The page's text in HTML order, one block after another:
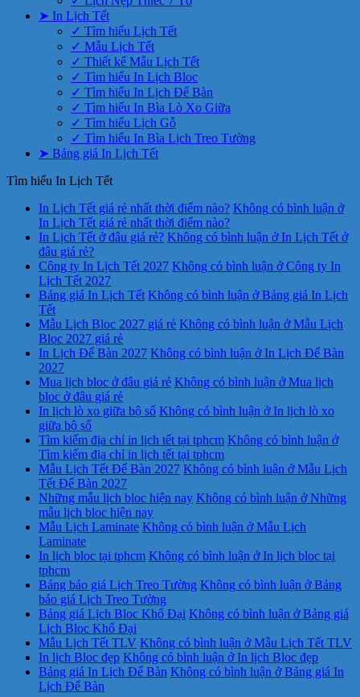
➤ In Lịch Tết
✓ Tìm hiểu Lịch Tết
✓ Mẫu Lịch Tết
✓ Thiết kế Mẫu Lịch Tết
✓ Tìm hiểu In Lịch Bloc
✓ Tìm hiểu In Lịch Để Bàn
✓ Tìm hiểu In Bìa Lò Xo Giữa
✓ Tìm hiểu Lịch Gỗ
✓ Tìm hiểu In Bìa Lịch Treo Tường
➤ Bảng giá In Lịch Tết
Tìm hiểu In Lịch Tết
In Lịch Tết giá rẻ nhất thời điểm nào? Không có bình luận ở
In Lịch Tết giá rẻ nhất thời điểm nào?
In Lịch Tết ở đâu giá rẻ? Không có bình luận ở In Lịch Tết ở
đâu giá rẻ?
Công ty In Lịch Tết 2027 Không có bình luận ở Công ty In
Lịch Tết 2027
Bảng giá In Lịch Tết Không có bình luận ở Bảng giá In Lịch
Tết
Mẫu Lịch Bloc 2027 giá rẻ Không có bình luận ở Mẫu Lịch
Bloc 2027 giá rẻ
In Lịch Để Bàn 2027 Không có bình luận ở In Lịch Để Bàn
2027
Mua lịch bloc ở đâu giá rẻ Không có bình luận ở Mua lịch
bloc ở đâu giá rẻ
In lịch lò xo giữa bộ số Không có bình luận ở In lịch lò xo
giữa bộ số
Tìm kiếm địa chỉ in lịch tết tại tphcm Không có bình luận ở
Tìm kiếm địa chỉ in lịch tết tại tphcm
Mẫu Lịch Tết Để Bàn 2027 Không có bình luận ở Mẫu Lịch
Tết Để Bàn 2027
Những mẫu lịch bloc hiện nay Không có bình luận ở Những
mẫu lịch bloc hiện nay
Mẫu Lịch Laminate Không có bình luận ở Mẫu Lịch
Laminate
In lịch bloc tại tphcm Không có bình luận ở In lịch bloc tại
tphcm
Bảng báo giá Lịch Treo Tường Không có bình luận ở Bảng
báo giá Lịch Treo Tường
Bảng giá Lịch Bloc Khổ Đại Không có bình luận ở Bảng giá
Lịch Bloc Khổ Đại
Mẫu Lịch Tết TLV Không có bình luận ở Mẫu Lịch Tết TLV
In lịch Bloc đẹp Không có bình luận ở In lịch Bloc đẹp
Bảng giá In Lịch Để Bàn Không có bình luận ở Bảng giá In
Lịch Để Bàn